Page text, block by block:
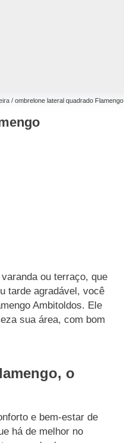
ombrelone lateral quadrado Flamengo
ou terraço, que
tarde agradável, você
Ambitoldos. Ele
sua área, com bom
o
e bem-estar de
há de melhor no